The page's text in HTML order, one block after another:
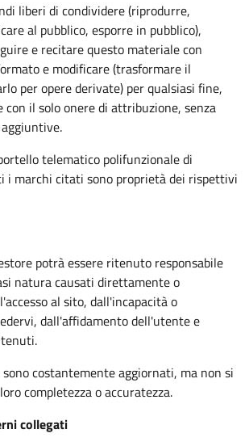
liberi di condividere (riprodurre,
al pubblico, esporre in pubblico),
e recitare questo materiale con
e modificare (trasformare il
per opere derivate) per qualsiasi fine,
con il solo onere di attribuzione, senza
telematico polifunzionaledi
i marchi citati sono proprietà dei rispettivi
potrà essere ritenuto responsabile
natura causati direttamente o
al sito, dall'incapacità o
dall'affidamento dell'utente e
costantemente aggiornati, ma non si
completezza o accuratezza.
collegati